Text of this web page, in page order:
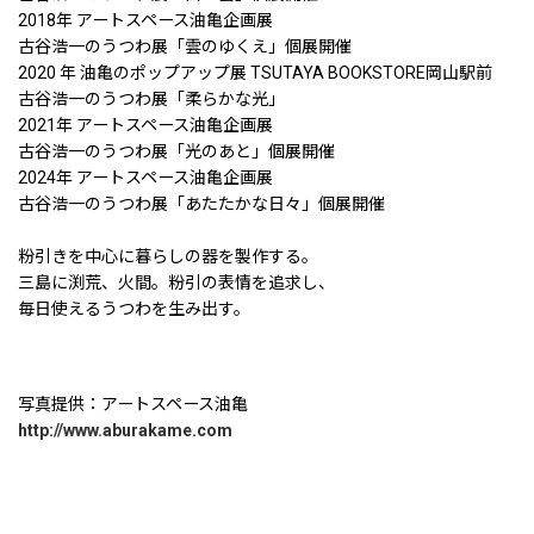
2018年 アートスペース油亀企画展
古谷浩一のうつわ展「雲のゆくえ」個展開催
2020 年 油亀のポップアップ展 TSUTAYA BOOKSTORE岡山駅前
古谷浩一のうつわ展「柔らかな光」
2021年 アートスペース油亀企画展
古谷浩一のうつわ展「光のあと」個展開催
2024年 アートスペース油亀企画展
古谷浩一のうつわ展「あたたかな日々」個展開催
粉引きを中心に暮らしの器を製作する。
三島に渕荒、火間。粉引の表情を追求し、
毎日使えるうつわを生み出す。
写真提供：アートスペース油亀
http://www.aburakame.com